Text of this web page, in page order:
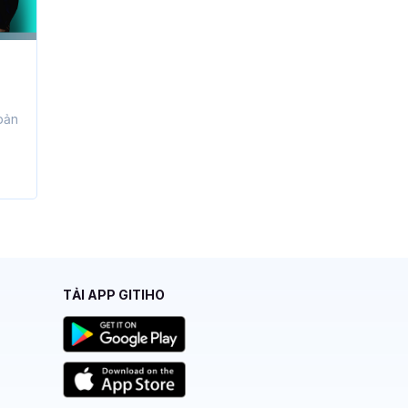
TẢI APP GITIHO